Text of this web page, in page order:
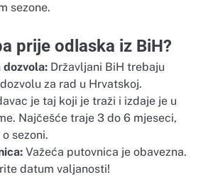
sezone.
prije odlaska iz BiH?
dozvola: Državljani BiH trebaju
za rad u Hrvatskoj.
je taj koji je traži i izdaje je u
Najčešće traje 3 do 6 mjeseci,
sezoni.
Važeća putovnica je obavezna.
datum valjanosti!